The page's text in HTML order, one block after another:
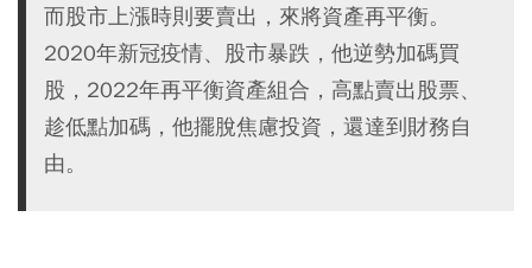
而股市上漲時則要賣出，來將資產再平衡。
2020年新冠疫情、股市暴跌，他逆勢加碼買
股，2022年再平衡資產組合，高點賣出股票、
趁低點加碼，他擺脫焦慮投資，還達到財務自
由。